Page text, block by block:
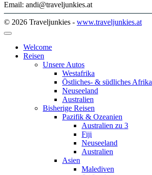
Email: andi@traveljunkies.at
© 2026 Traveljunkies - www.traveljunkies.at
Welcome
Reisen
Unsere Autos
Westafrika
Östliches- & südliches Afrika
Neuseeland
Australien
Bisherige Reisen
Pazifik & Ozeanien
Australien zu 3
Fiji
Neuseeland
Australien
Asien
Malediven